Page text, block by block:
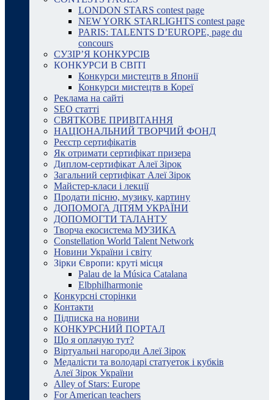
LONDON STARS contest page
NEW YORK STARLIGHTS contest page
PARIS: TALENTS D’EUROPE, page du
concours
СУЗІР’Я КОНКУРСІВ
КОНКУРСИ В СВІТІ
Конкурси мистецтв в Японії
Конкурси мистецтв в Кореї
Реклама на сайті
SEO статті
СВЯТКОВЕ ПРИВІТАННЯ
НАЦІОНАЛЬНИЙ ТВОРЧИЙ ФОНД
Реєстр сертифікатів
Як отримати сертифікат призера
Диплом-сертифікат Алеї Зірок
Загальний сертифікат Алеї Зірок
Майстер-класи і лекції
Продати пісню, музику, картину
ДОПОМОГА ДІТЯМ УКРАЇНИ
ДОПОМОГТИ ТАЛАНТУ
Творча екосистема МУЗИКА
Constellation World Talent Network
Новини України і світу
Зірки Європи: круті місця
Palau de la Música Catalana
Elbphilharmonie
Конкурсні сторінки
Контакти
Підписка на новини
КОНКУРСНИЙ ПОРТАЛ
Що я оплачую тут?
Віртуальні нагороди Алеї Зірок
Медалісти та володарі статуеток і кубків
Алеї Зірок України
Alley of Stars: Europe
For American teachers